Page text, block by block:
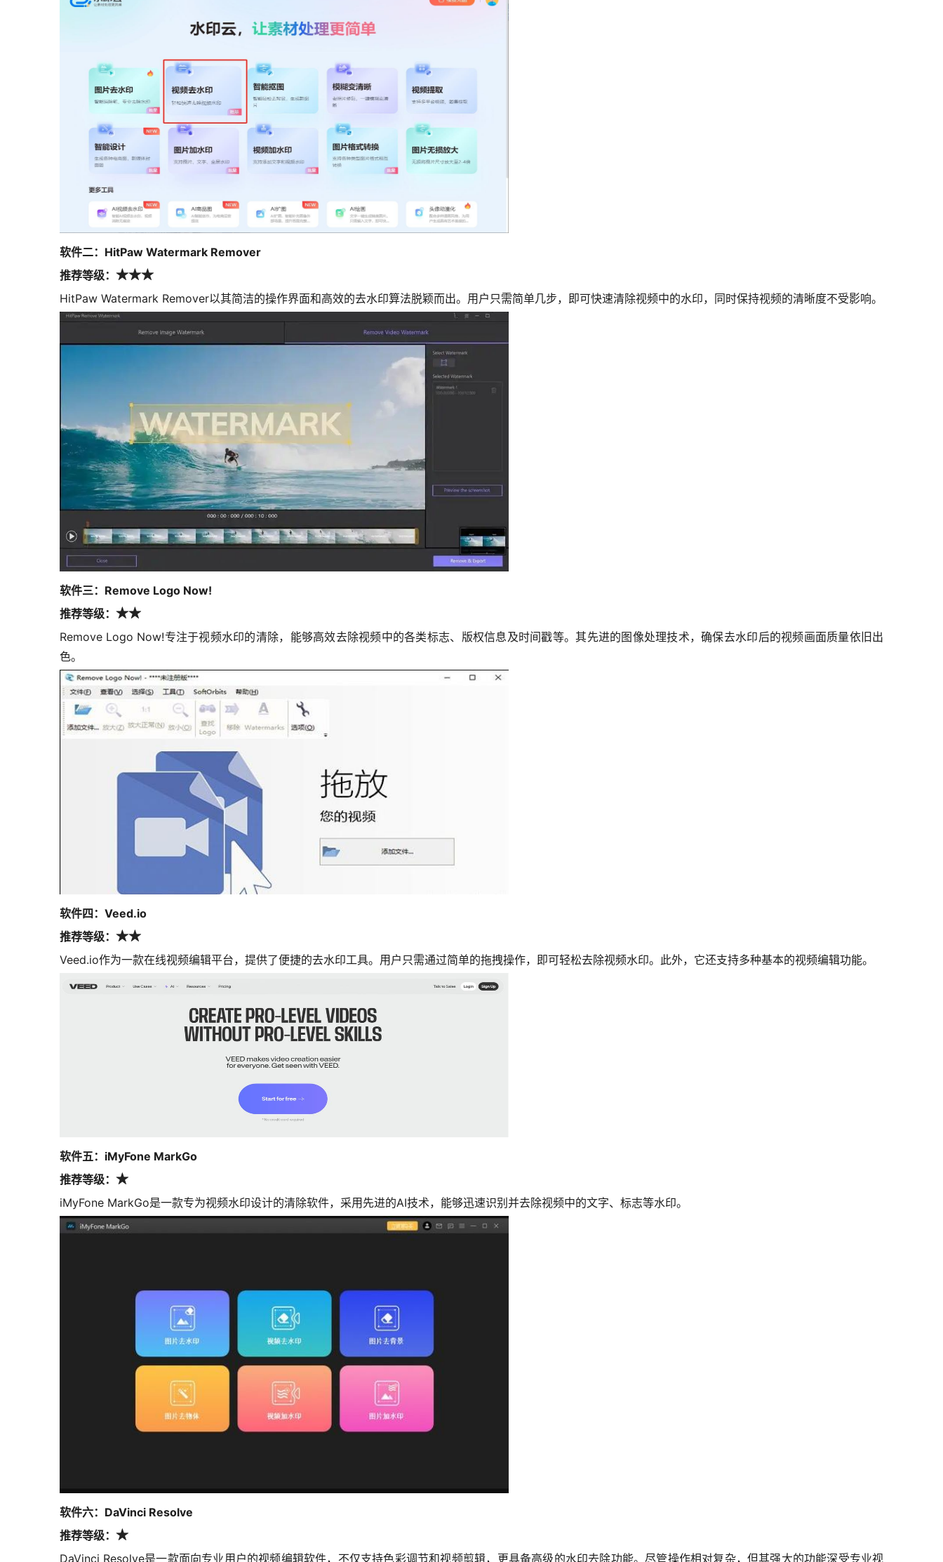
软件二：HitPaw Watermark Remover
推荐等级： ★★★
HitPaw Watermark Remover以其简洁的操作界面和高效的去水印算法脱颖而出。用户只需简单几步，即可快速清除视频中的水印，同时保持视频的清晰度不受影响。
软件三：Remove Logo Now!
推荐等级： ★★
Remove Logo Now!专注于视频水印的清除，能够高效去除视频中的各类标志、版权信息及时间戳等。其先进的图像处理技术，确保去水印后的视频画面质量依旧出
色。
软件四：Veed.io
推荐等级： ★★
Veed.io作为一款在线视频编辑平台，提供了便捷的去水印工具。用户只需通过简单的拖拽操作，即可轻松去除视频水印。此外，它还支持多种基本的视频编辑功能。
软件五：iMyFone MarkGo
推荐等级： ★
iMyFone MarkGo是一款专为视频水印设计的清除软件，采用先进的AI技术，能够迅速识别并去除视频中的文字、标志等水印。
软件六：DaVinci Resolve
推荐等级： ★
DaVinci Resolve是一款面向专业用户的视频编辑软件，不仅支持色彩调节和视频剪辑，更具备高级的水印去除功能。尽管操作相对复杂，但其强大的功能深受专业视